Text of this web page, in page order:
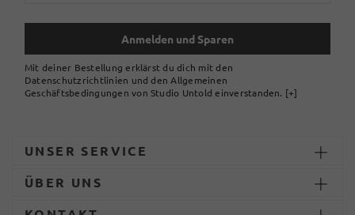
Anmelden und Sparen
Mit deiner Bestellung erklärst du dich mit den
Datenschutzrichtlinien und den Allgemeinen
Geschäftsbedingungen von Studio Untold einverstanden. [+]
UNSER SERVICE
ÜBER UNS